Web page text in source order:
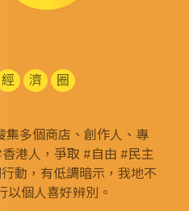
經 濟 圈
集多個商店、創作人、專
港人，爭取 #自由 #民主
動，有低調暗示，我地不
以個人喜好辨別。